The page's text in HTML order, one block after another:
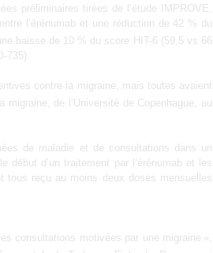
préliminaires tirées de l’étude IMPROVE,
l’érénumab et une réduction de 42 % du
baisse de 10 % du score HIT-6 (59,5 vs 66
735).
contre la migraine, mais toutes avaient
de l’Université de Copenhague, au
de maladie et de consultations dans un
d’un traitement par l’érénumab et les
tous reçu au moins deux doses mensuelles
consultations motivées par une migraine »,